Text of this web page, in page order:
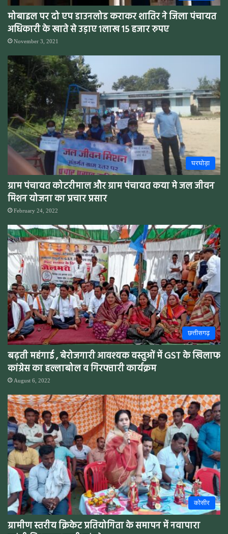
मोबाइल पर दो एप डाउनलोड कराकर शातिर ने जिला पंचायत
अधिकारी के खाते से उड़ाए 1लाख 15 हजार रुपए
November 3, 2021
घरघोड़ा
ग्राम पंचायत कोटरीमाल और ग्राम पंचायत कया मे जल जीवन
मिशन योजना का प्रचार प्रसार
February 24, 2022
छत्तीसगढ़
बढ़ती महंगाई , बेरोजगारी आवश्यक वस्तुओं में GST के खिलाफ
कांग्रेस का हल्लाबोल व गिरफ्तारी कार्यक्रम
August 6, 2022
कोसीर
ग्रामीण स्तरीय क्रिकेट प्रतियोगिता के समापन में नवापारा